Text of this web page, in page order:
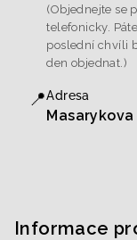
(Objednejte se
telefonicky.
poslední chvíli
den objednat.)
📍Adresa
Informace